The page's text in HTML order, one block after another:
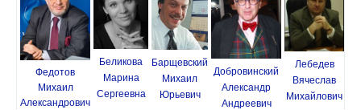
Федотов
Михаил
Александрович
Беликова
Марина
Сергеевна
Барщевский
Михаил
Юрьевич
Добровинский
Александр
Андреевич
Лебедев
Вячеслав
Михайлович